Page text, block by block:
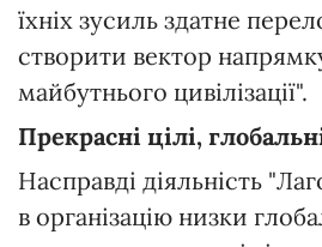
їхніх зусиль здатне
створити вектор
майбутнього цивілізації".
Прекрасні цілі,
Насправді діяльність
в організацію низки